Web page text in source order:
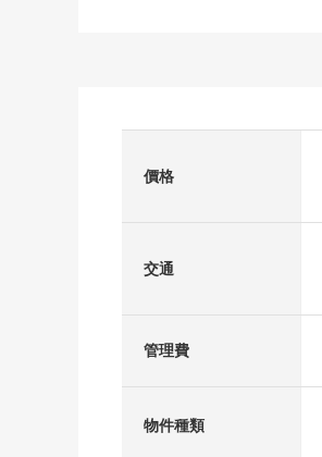
價格
交通
管理費
物件種類